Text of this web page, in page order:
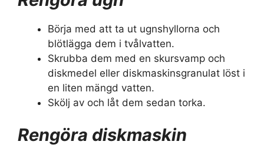
Börja med att ta ut ugnshyllorna och
blötlägga dem i tvålvatten.
Skrubba dem med en skursvamp och
diskmedel eller diskmaskinsgranulat löst i
en liten mängd vatten.
Skölj av och låt dem sedan torka.
Rengöra diskmaskin